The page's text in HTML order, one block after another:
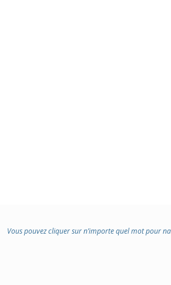
Vous pouvez cliquer sur n’importe quel mot pour